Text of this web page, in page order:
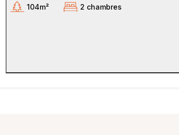
104m² 2 chambres